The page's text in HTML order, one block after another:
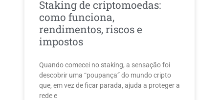
Staking de criptomoedas:
como funciona,
rendimentos, riscos e
impostos
Quando comecei no staking, a sensação foi
descobrir uma “poupança” do mundo cripto
que, em vez de ficar parada, ajuda a proteger a
rede e